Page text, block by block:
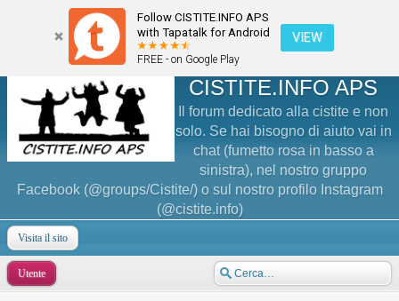
Follow CISTITE.INFO APS
with Tapatalk for Android
FREE - on Google Play
VIEW
CISTITE.INFO APS
Il forum dedicato alla cistite e non
solo. Se hai bisogno di aiuto vai in
chat (fumetto rosa in basso a
sinistra), nel nostro gruppo
Facebook (@groups/Cistite/) o sul nostro profilo Instagram
(@cistite.info)
Visita il sito
Utente